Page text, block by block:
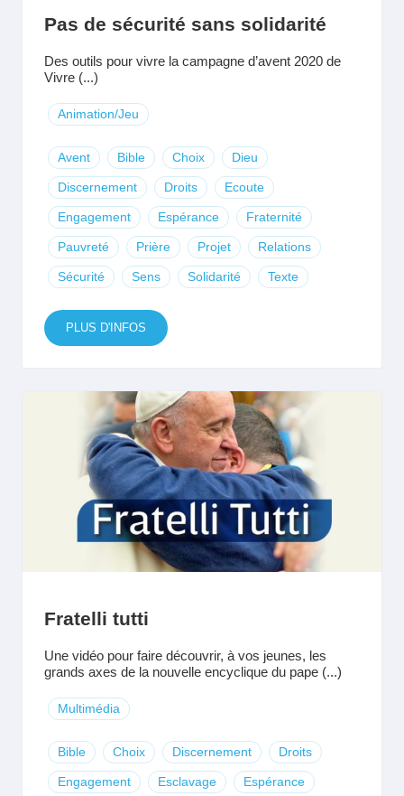
Pas de sécurité sans solidarité
Des outils pour vivre la campagne d’avent 2020 de
Vivre (...)
Animation/Jeu
Avent Bible Choix Dieu
Discernement Droits Ecoute
Engagement Espérance Fraternité
Pauvreté Prière Projet Relations
Sécurité Sens Solidarité Texte
PLUS D'INFOS
Fratelli tutti
Une vidéo pour faire découvrir, à vos jeunes, les
grands axes de la nouvelle encyclique du pape (...)
Multimédia
Bible Choix Discernement Droits
Engagement Esclavage Espérance